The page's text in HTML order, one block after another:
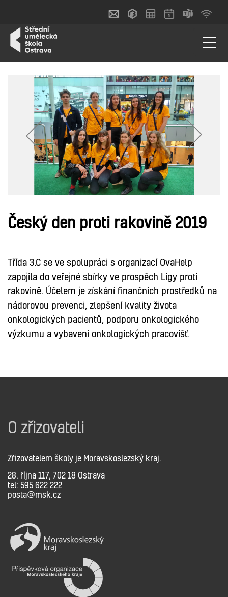
Český den proti rakovině 2019
Třída 3.C se ve spolupráci s organizací OvaHelp
zapojila do veřejné sbírky ve prospěch Ligy proti
rakovině. Účelem je získání finančních prostředků na
nádorovou prevenci, zlepšení kvality života
onkologických pacientů, podporu onkologického
výzkumu a vybavení onkologických pracovišť.
O zřizovateli
Zřizovatelem školy je Moravskoslezský kraj.
28. října 117, 702 18 Ostrava
tel: 595 622 222
posta@msk.cz